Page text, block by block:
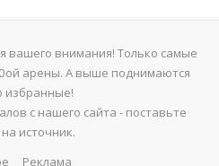
вашего внимания! Только самые
арены. А выше поднимаются
избранные!
с нашего сайта - поставьте
на источник.
Реклама